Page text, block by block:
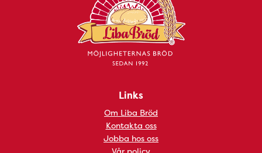
Links
Om Liba Bröd
Kontakta oss
Jobba hos oss